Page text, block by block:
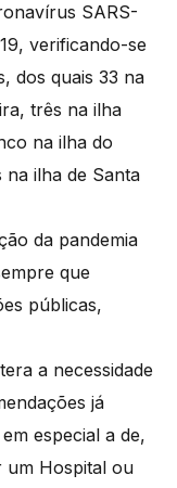
SARS-
verificando-se
dos quais 33 na
três na ilha
na ilha do
na ilha de Santa
da pandemia
que
públicas,
a necessidade
já
especial a de,
um Hospital ou